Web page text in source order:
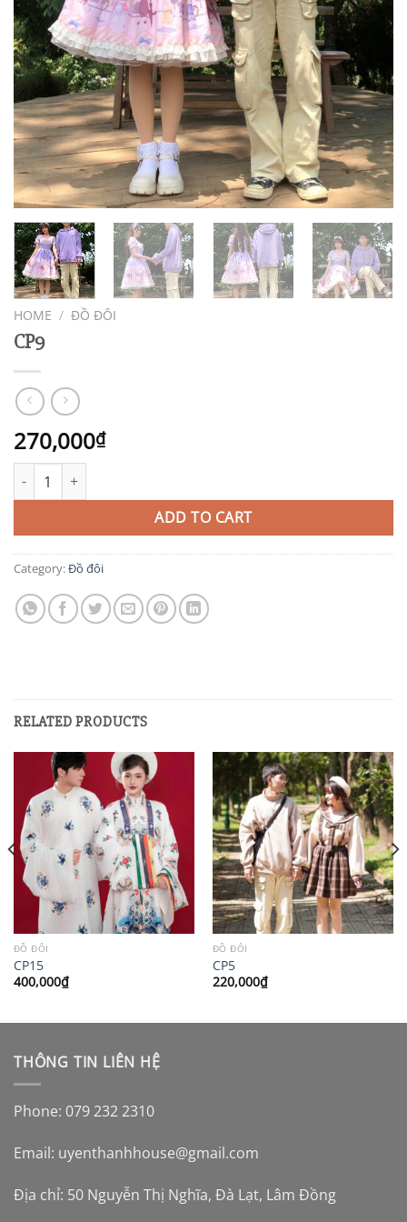
HOME / ĐỒ ĐÔI
CP9
270,000₫
CP9 quantity
ADD TO CART
Category:Đồ đôi
RELATED PRODUCTS
ĐỒ ĐÔI
CP15
400,000₫
ĐỒ ĐÔI
CP5
220,000₫
THÔNG TIN LIÊN HỆ
Phone: 079 232 2310
Email: uyenthanhhouse@gmail.com
Địa chỉ: 50 Nguyễn Thị Nghĩa, Đà Lạt, Lâm Đồng